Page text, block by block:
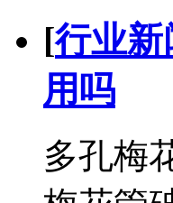
[行业新
用吗
多孔梅